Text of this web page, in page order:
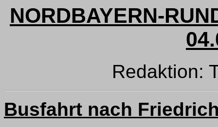
NORDBAYERN-
Redaktion:
Busfahrt nach